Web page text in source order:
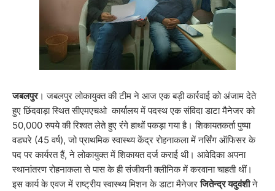
जबलपुर। जबलपुर लोकायुक्त की टीम ने आज एक बड़ी कार्रवाई को अंजाम देते
हुए छिंदवाड़ा स्थित सीएमएचओ कार्यालय में पदस्थ एक संविदा डाटा मैनेजर को
50,000 रुपये की रिश्वत लेते हुए रंगे हाथों पकड़ा गया है। शिकायतकर्ता पुष्पा
वडघरे (45 वर्ष), जो प्राथमिक स्वास्थ्य केंद्र रोहनाकला में नर्सिंग ऑफिसर के
पद पर कार्यरत हैं, ने लोकायुक्त में शिकायत दर्ज कराई थी। आवेदिका अपना
स्थानांतरण रोहनाकला से पास के ही संजीवनी क्लीनिक में करवाना चाहती थीं।
इस कार्य के एवज में राष्ट्रीय स्वास्थ्य मिशन के डाटा मैनेजरजितेन्द्र यदुवंशीने